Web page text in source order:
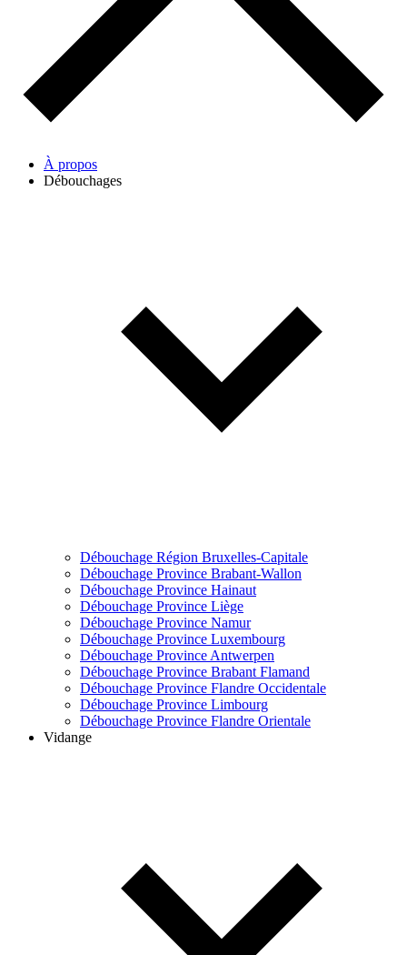
À propos
Débouchages
Débouchage Région Bruxelles-Capitale
Débouchage Province Brabant-Wallon
Débouchage Province Hainaut
Débouchage Province Liège
Débouchage Province Namur
Débouchage Province Luxembourg
Débouchage Province Antwerpen
Débouchage Province Brabant Flamand
Débouchage Province Flandre Occidentale
Débouchage Province Limbourg
Débouchage Province Flandre Orientale
Vidange